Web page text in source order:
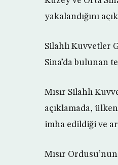
yakalandığını
Silahlı Kuvvetler
Sina’da bulunan
Mısır Silahlı
açıklamada,
imha edildiği ve
Mısır